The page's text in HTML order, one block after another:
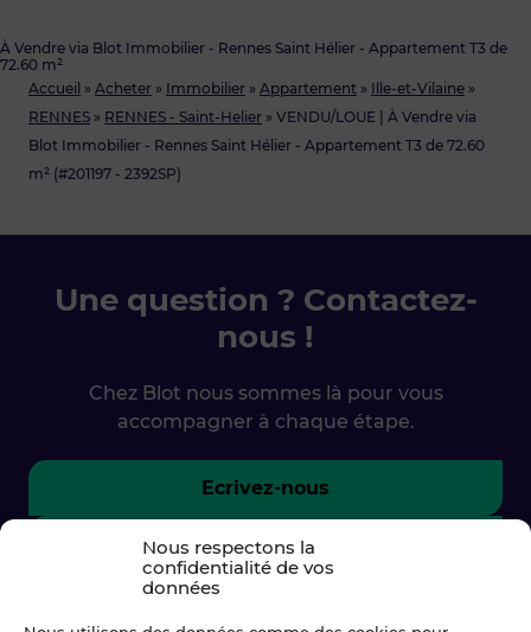
Nous respectons la
confidentialité de vos
données
Accueil » Acheter » Immobilier » Appartement » Ille-et-Vilaine »
RENNES » RENNES - Saint-Helier » VENDU/LOUE | À Vendre via
Blot Immobilier - Rennes Saint Hélier - Appartement T3 de 72.60
m² (#201197 - 2392SP)
À Vendre via Blot Immobilier - Rennes Saint Hélier - Appartement T3 de
72.60 m²
Une question ? Contactez-
nous !
Chez Blot nous sommes là pour vous
accompagner à chaque étape.
Ecrivez-nous
02 99 79 33 34